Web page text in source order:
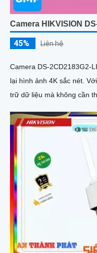
Camera HIKVISION
45% Liên hệ
Camera DS-2CD2183G2-
lại hình ảnh 4K sắc nét. Với thẻ nhớ tối đa 512GB, dễ dàng lưu
trữ dữ liệu mà không cần